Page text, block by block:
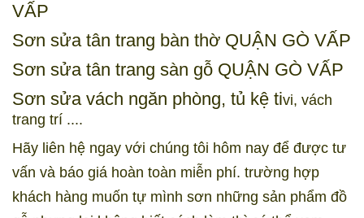
VẤP
Sơn sửa tân trang bàn thờ QUẬN GÒ VẤP
Sơn sửa tân trang sàn gỗ QUẬN GÒ VẤP
Sơn sửa vách ngăn phòng, tủ kệ tivi, vách
trang trí ....
Hãy liên hệ ngay với chúng tôi hôm nay để được tư
vấn và báo giá hoàn toàn miễn phí. trường hợp
khách hàng muốn tự mình sơn những sản phẩm đồ